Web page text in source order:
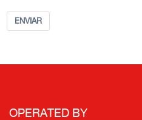
ENVIAR
OPERATED BY